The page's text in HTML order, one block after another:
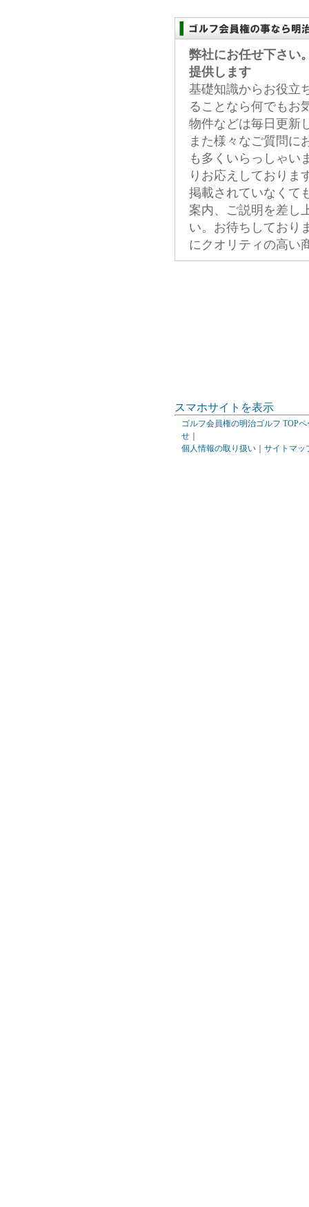
弊社にお任せ下さい
提供します
基礎知識からお役立
ることなら何でもお
物件などは毎日更新
また様々なご質問に
も多くいらっしゃい
りお応えしておりま
掲載されていなくて
案内、ご説明を差し
い。お待ちしており
にクオリティの高い
スマホサイトを表示
ゴルフ会員権の明治ゴルフ TOPペ
せ
個人情報の取り扱い
サイトマッ